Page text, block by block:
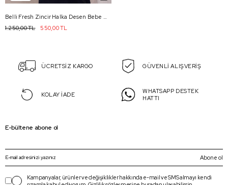
Belli Fresh Zincir Halka Desen Bebe Mavisi Nayora Şal 1 - 25
550,00 TL
1.250,00 TL
ÜCRETSİZ KARGO GÜVENLİ ALIŞVERİŞ
KOLAY İADE
WHATSAPP DESTEK
HATTI
E-bültene abone ol
Abone ol
Kampanyalar, ürünler ve değişiklikler hakkında e-mail ve SMS almayı kendi